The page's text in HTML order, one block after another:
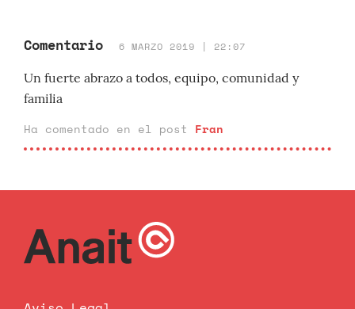
Comentario 6 MARZO 2019 | 22:07
Un fuerte abrazo a todos, equipo, comunidad y
familia
Ha comentado en el post Fran